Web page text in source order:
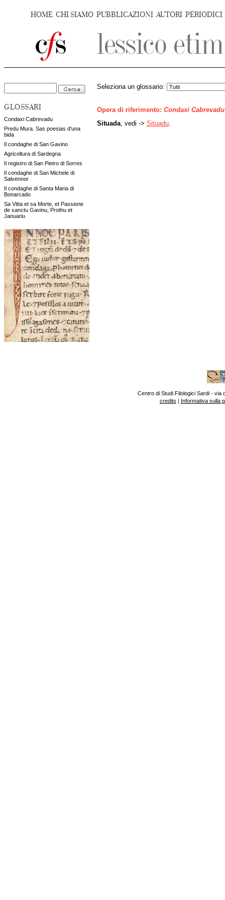
HOME CHI SIAMO PUBBLICAZIONI AUTORI PERIODICI
GLOSSARI
Condaxi Cabrevadu
Predu Mura. Sas poesias d'una
bida
Il condaghe di San Gavino
Agricoltura di Sardegna
Il registro di San Pietro di Sorres
Il condaghe di San Michele di
Salvennor
Il condaghe di Santa Maria di
Bonarcado
Sa Vitta et sa Morte, et Passione
de sanctu Gavinu, Prothu et
Januariu
Seleziona un glossario:
Opera di riferimento: Condaxi Cabrevadu
Situada , vedi -> Situadu
Centro di Studi Filologici Sardi - via
credits | Informativa sulla